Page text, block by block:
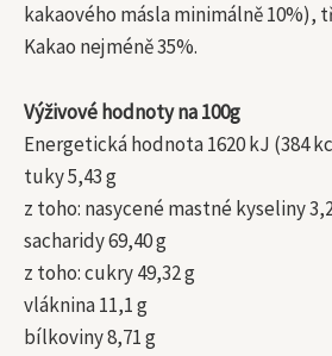
kakaového másla minimálně 10%),
Kakao nejméně 35%.
Výživové hodnoty na 100g
Energetická hodnota 1620 kJ (384
tuky 5,43 g
z toho: nasycené mastné kyseliny
sacharidy 69,40 g
z toho: cukry 49,32 g
vláknina 11,1 g
bílkoviny 8,71 g